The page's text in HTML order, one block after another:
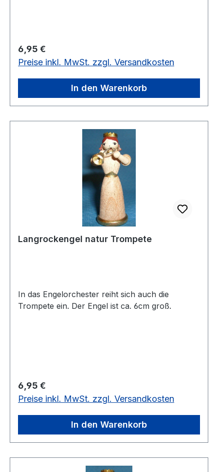
Regulärer Preis:
6,95 €
Preise inkl. MwSt. zzgl. Versandkosten
In den Warenkorb
Langrockengel natur Trompete
In das Engelorchester reiht sich auch die
Trompete ein. Der Engel ist ca. 6cm groß.
Regulärer Preis:
6,95 €
Preise inkl. MwSt. zzgl. Versandkosten
In den Warenkorb